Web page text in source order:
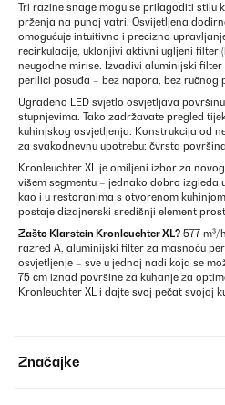
Tri razine snage mogu se prilagoditi stilu
prženja na punoj vatri. Osvijetljena
omogućuje intuitivno i precizno
recirkulacije, uklonjivi aktivni ugljeni filter
neugodne mirise. Izvadivi aluminijski
perilici posuđa – bez napora, bez ručnog
Ugrađeno LED svjetlo osvjetljava
stupnjevima. Tako zadržavate pregled
kuhinjskog osvjetljenja. Konstrukcija od
za svakodnevnu upotrebu: čvrsta
Kronleuchter XL je omiljeni izbor za
višem segmentu – jednako dobro izgleda
kao i u restoranima s otvorenom
postaje dizajnerski središnji element
Zašto Klarstein Kronleuchter XL? 577
razred A, aluminijski filter za masnoću
osvjetljenje – sve u jednoj nadi koja se
75 cm iznad površine za kuhanje za
Kronleuchter XL i dajte svoj pečat svojoj
Značajke